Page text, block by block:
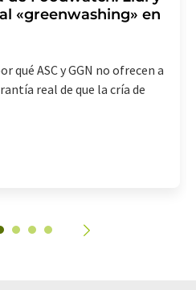
«greenwashing» en
qué ASC y GGN no ofrecen a
real de que la cría de